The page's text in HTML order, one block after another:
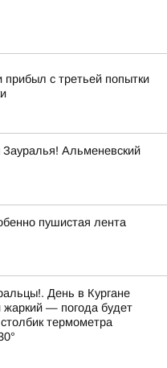
прибыл с третьей попытки
Альменевский
пушистая лента
День в Кургане
— погода будет
термометра